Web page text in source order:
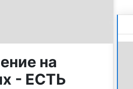
на
- ЕСТЬ